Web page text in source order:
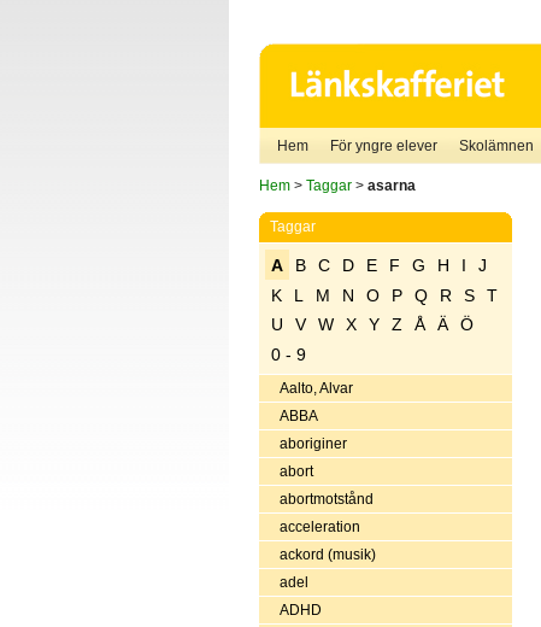
Hem För yngre elever Skolämnen
Hem> Taggar> asarna
Taggar
A B C D E F G H I
J
K
L M N O P Q R S
T
U
V W X Y Z Å Ä
Ö
0 - 9
Aalto, Alvar
ABBA
aboriginer
abort
abortmotstånd
acceleration
ackord (musik)
adel
ADHD